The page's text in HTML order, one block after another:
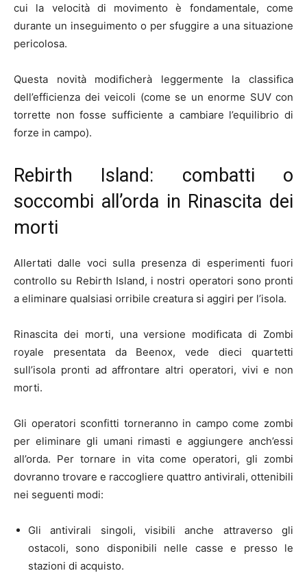
cui la velocità di movimento è fondamentale, come
durante un inseguimento o per sfuggire a una situazione
pericolosa.
Questa novità modificherà leggermente la classifica
dell’efficienza dei veicoli (come se un enorme SUV con
torrette non fosse sufficiente a cambiare l’equilibrio di
forze in campo).
Rebirth Island: combatti o
soccombi all’orda in Rinascita dei
morti
Allertati dalle voci sulla presenza di esperimenti fuori
controllo su Rebirth Island, i nostri operatori sono pronti
a eliminare qualsiasi orribile creatura si aggiri per l’isola.
Rinascita dei morti, una versione modificata di Zombi
royale presentata da Beenox, vede dieci quartetti
sull’isola pronti ad affrontare altri operatori, vivi e non
morti.
Gli operatori sconfitti torneranno in campo come zombi
per eliminare gli umani rimasti e aggiungere anch’essi
all’orda. Per tornare in vita come operatori, gli zombi
dovranno trovare e raccogliere quattro antivirali, ottenibili
nei seguenti modi:
Gli antivirali singoli, visibili anche attraverso gli
ostacoli, sono disponibili nelle casse e presso le
stazioni di acquisto.